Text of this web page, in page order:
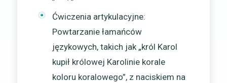
Ćwiczenia artykulacyjne:
Powtarzanie łamańców
językowych, takich jak „król Karol
kupił królowej Karolinie korale
koloru koralowego”, z naciskiem na